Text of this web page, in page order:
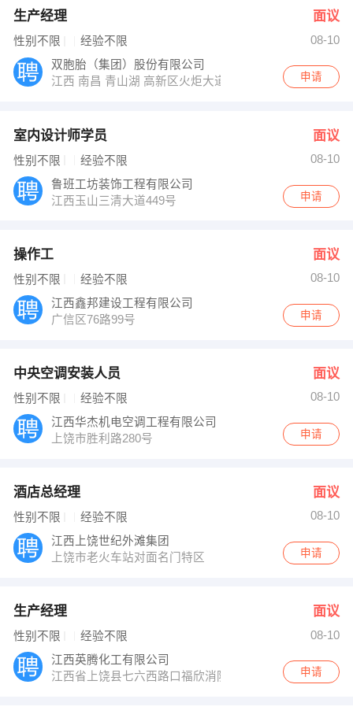
生产经理 面议
性别不限 经验不限
08-10
双胞胎（集团）股份有限公司
江西 南昌 青山湖 高新区火炬大道799号双胞胎集团
申请
室内设计师学员 面议
性别不限 经验不限
08-10
鲁班工坊装饰工程有限公司
江西玉山三清大道449号
申请
操作工 面议
性别不限 经验不限
08-10
江西鑫邦建设工程有限公司
广信区76路99号
申请
中央空调安装人员 面议
性别不限 经验不限
08-10
江西华杰机电空调工程有限公司
上饶市胜利路280号
申请
酒店总经理 面议
性别不限 经验不限
08-10
江西上饶世纪外滩集团
上饶市老火车站对面名门特区
申请
生产经理 面议
性别不限 经验不限
08-10
江西英腾化工有限公司
江西省上饶县七六西路口福欣消防大楼五楼
申请